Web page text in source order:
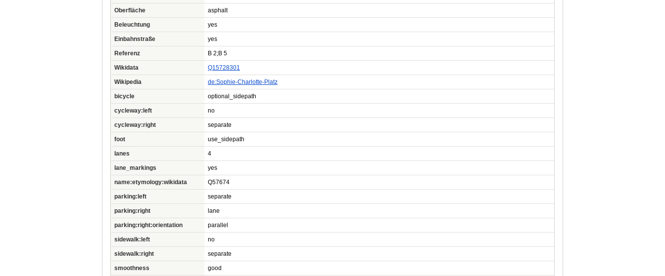
Oberfläche asphalt
Beleuchtung yes
Einbahnstraße yes
Referenz B 2;B 5
Wikidata Q15728301
Wikipedia de:Sophie-Charlotte-Platz
bicycle optional_sidepath
cycleway:left no
cycleway:right separate
foot use_sidepath
lanes 4
lane_markings yes
name:etymology:wikidata Q57674
parking:left separate
parking:right lane
parking:right:orientation parallel
sidewalk:left no
sidewalk:right separate
smoothness good